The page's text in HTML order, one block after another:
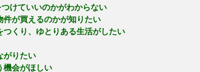
けていいのかがわからない
が買えるのかが知りたい
くり、ゆとりある生活がしたい
りたい
会がほしい